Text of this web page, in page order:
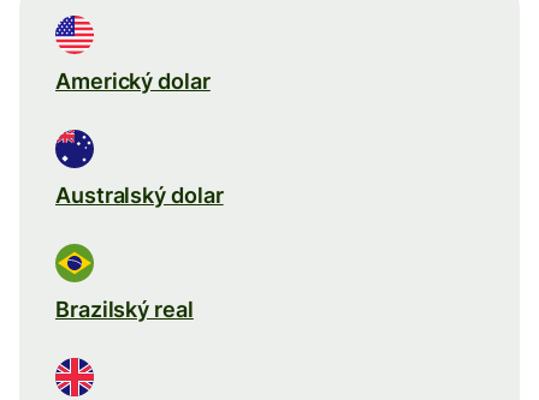
Americký dolar
Australský dolar
Brazilský real